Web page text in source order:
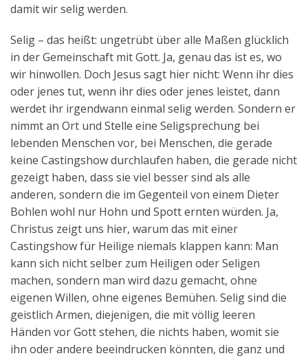
damit wir selig werden.
Selig – das heißt: ungetrübt über alle Maßen glücklich
in der Gemeinschaft mit Gott. Ja, genau das ist es, wo
wir hinwollen. Doch Jesus sagt hier nicht: Wenn ihr dies
oder jenes tut, wenn ihr dies oder jenes leistet, dann
werdet ihr irgendwann einmal selig werden. Sondern er
nimmt an Ort und Stelle eine Seligsprechung bei
lebenden Menschen vor, bei Menschen, die gerade
keine Castingshow durchlaufen haben, die gerade nicht
gezeigt haben, dass sie viel besser sind als alle
anderen, sondern die im Gegenteil von einem Dieter
Bohlen wohl nur Hohn und Spott ernten würden. Ja,
Christus zeigt uns hier, warum das mit einer
Castingshow für Heilige niemals klappen kann: Man
kann sich nicht selber zum Heiligen oder Seligen
machen, sondern man wird dazu gemacht, ohne
eigenen Willen, ohne eigenes Bemühen. Selig sind die
geistlich Armen, diejenigen, die mit völlig leeren
Händen vor Gott stehen, die nichts haben, womit sie
ihn oder andere beeindrucken könnten, die ganz und